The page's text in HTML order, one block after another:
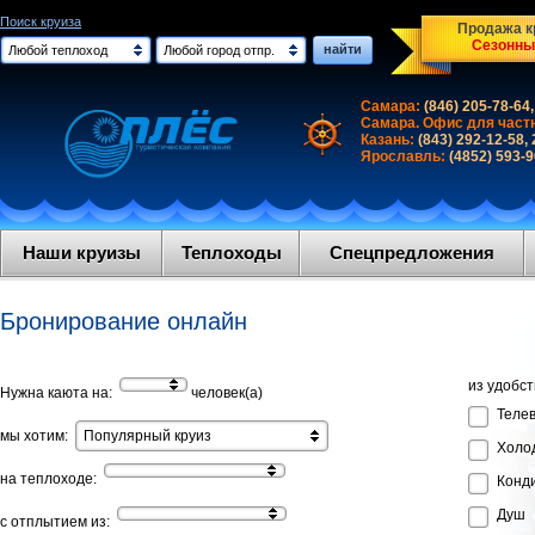
Поиск круиза
Любой теплоход
Любой город отпр. найти
Продажа
Самара: (846) 205-78-
Самара. Офис для
Казань: (843) 292-12-58,
Ярославль: (4852) 593-
Наши круизы Теплоходы Спецпредложения
Бронирование онлайн
Нужна каюта на: человек(а)
мы хотим: Популярный круиз
на теплоходе:
с отплытием из:
из
Душ